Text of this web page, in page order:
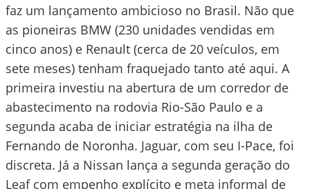
faz um lançamento ambicioso no Brasil. Não que
as pioneiras BMW (230 unidades vendidas em
cinco anos) e Renault (cerca de 20 veículos, em
sete meses) tenham fraquejado tanto até aqui. A
primeira investiu na abertura de um corredor de
abastecimento na rodovia Rio-São Paulo e a
segunda acaba de iniciar estratégia na ilha de
Fernando de Noronha. Jaguar, com seu I-Pace, foi
discreta. Já a Nissan lança a segunda geração do
Leaf com empenho explícito e meta informal de